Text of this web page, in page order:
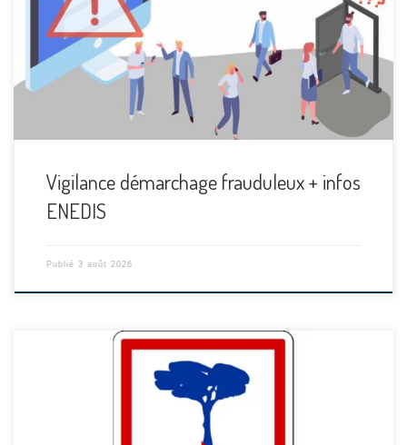
Vigilance démarchage frauduleux + infos
ENEDIS
Publié 3 août 2026